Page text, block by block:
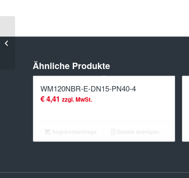
Ähnliche Produkte
WM120NBR-E-DN15-PN40-4
€4,41 zzgl. MwSt.